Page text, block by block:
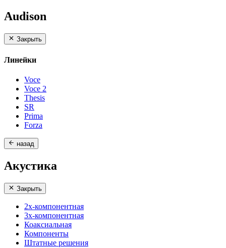
Audison
Закрыть
Линейки
Voce
Voce 2
Thesis
SR
Prima
Forza
назад
Акустика
Закрыть
2х-компонентная
3х-компонентная
Коаксиальная
Компоненты
Штатные решения